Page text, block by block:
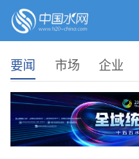
要闻 市场 企业